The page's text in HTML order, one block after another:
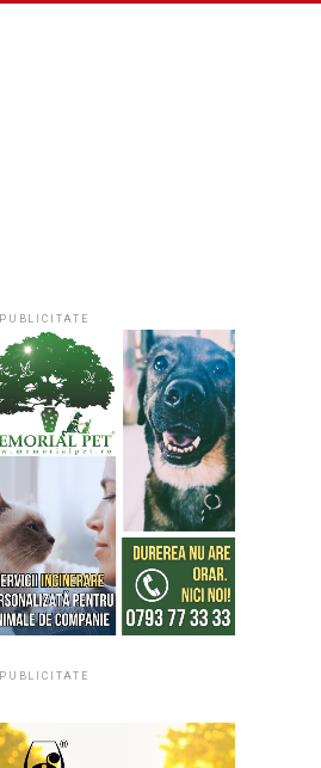
PUBLICITATE
PUBLICITATE